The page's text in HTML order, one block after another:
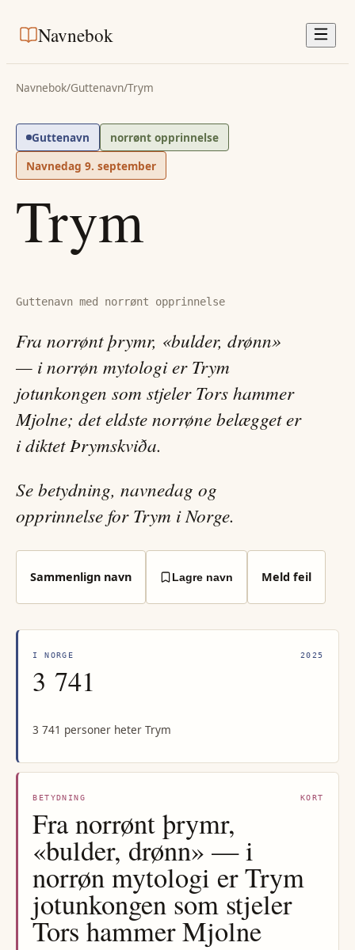
Navnebok
Navnebok/Guttenavn/Trym
Guttenavn
norrønt opprinnelse
Navnedag 9. september
Trym
Guttenavn med norrønt opprinnelse
Fra norrønt þrymr, «bulder, drønn»
— i norrøn mytologi er Trym
jotunkongen som stjeler Tors hammer
Mjolne; det eldste norrøne belægget er
i diktet Þrymskviða.
Se betydning, navnedag og
opprinnelse for Trym i Norge.
Sammenlign navn Lagre navn Meld feil
I NORGE 2025
3 741
3 741 personer heter Trym
BETYDNING KORT
Fra norrønt þrymr,
«bulder, drønn» — i
norrøn mytologi er Trym
jotunkongen som stjeler
Tors hammer Mjolne